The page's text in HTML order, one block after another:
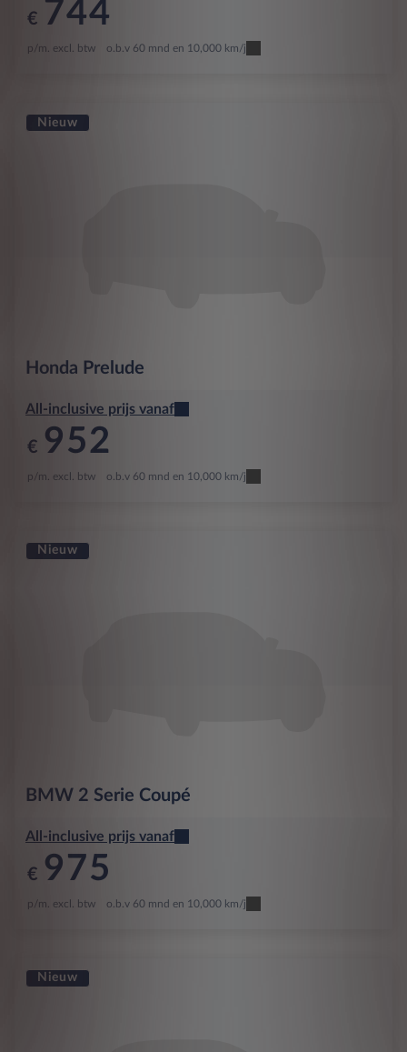
€ 744
p/m. excl. btw o.b.v 60 mnd en 10,000 km/j
Nieuw
Honda Prelude
All-inclusive prijs vanaf
€ 952
p/m. excl. btw o.b.v 60 mnd en 10,000 km/j
Nieuw
BMW 2 Serie Coupé
All-inclusive prijs vanaf
€ 975
p/m. excl. btw o.b.v 60 mnd en 10,000 km/j
Nieuw